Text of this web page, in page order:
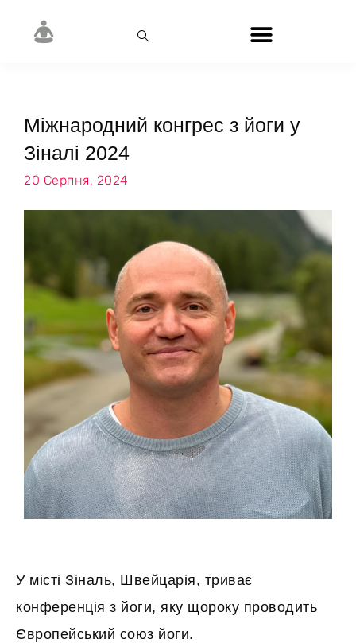
Міжнародний конгрес з йоги у
Зіналі 2024
20 Серпня, 2024
У місті Зіналь, Швейцарія, триває
конференція з йоги, яку щороку проводить
Європейський союз йоги.